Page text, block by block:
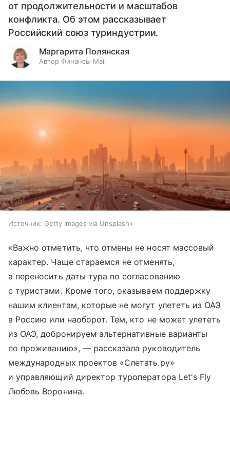
от продолжительности и масштабов
конфликта. Об этом рассказывает
Российский союз туриндустрии.
Маргарита Полянская
Автор Финансы Mail
Источник: Getty Images via Unsplash+
«Важно отметить, что отмены не носят массовый
характер. Чаще стараемся не отменять,
а переносить даты тура по согласованию
с туристами. Кроме того, оказываем поддержку
нашим клиентам, которые не могут улететь из ОАЭ
в Россию или наоборот. Тем, кто не может улететь
из ОАЭ, добронируем альтернативные варианты
по проживанию», — рассказала руководитель
международных проектов «Слетать.ру»
и управляющий директор туроператора Let's Fly
Любовь Воронина.